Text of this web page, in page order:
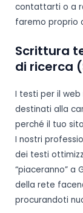
contattarti o a
faremo proprio
Scrittura
di ricerca
I testi per il
destinati alla
perché il tuo
I nostri
dei testi
“piaceranno” a
della rete
procurandoti